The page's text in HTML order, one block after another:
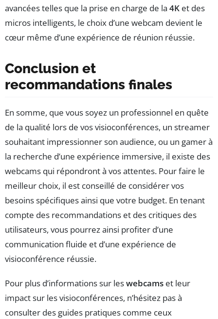
avancées telles que la prise en charge de la 4K et des
micros intelligents, le choix d’une webcam devient le
cœur même d’une expérience de réunion réussie.
Conclusion et
recommandations finales
En somme, que vous soyez un professionnel en quête
de la qualité lors de vos visioconférences, un streamer
souhaitant impressionner son audience, ou un gamer à
la recherche d’une expérience immersive, il existe des
webcams qui répondront à vos attentes. Pour faire le
meilleur choix, il est conseillé de considérer vos
besoins spécifiques ainsi que votre budget. En tenant
compte des recommandations et des critiques des
utilisateurs, vous pourrez ainsi profiter d’une
communication fluide et d’une expérience de
visioconférence réussie.
Pour plus d’informations sur leswebcams et leur
impact sur les visioconférences, n’hésitez pas à
consulter des guides pratiques comme ceux